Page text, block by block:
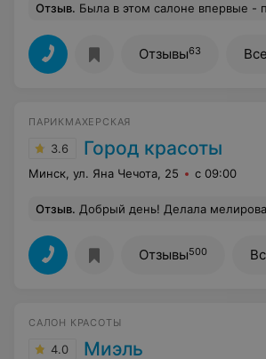
Отзыв. Была в этом салоне впервые - постригли настолько отвратительно (разная длина по бокам, абсолютно ненужная тонким волосам филировка, волосы стали казаться
Отзывы63
ПАРИКМАХЕРСКАЯ
3.6 Город красоты
Минск, ул. Яна Чечота, 25 с 09:00
Отзыв. Добрый день! Делала мелирование и тонировку в городе красоты на партизанском 69! Хочу выразить огромную благодарность и выделить мастера Екатерину Лобач как настоящего профессионала
Отзывы500
САЛОН КРАСОТЫ
4.0 Миэль